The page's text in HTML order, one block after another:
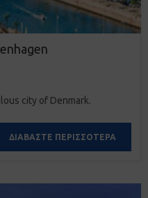
city of Denmark.
ΔΙΑΒΆΣΤΕ ΠΕΡΙΣΣΌΤΕΡΑ